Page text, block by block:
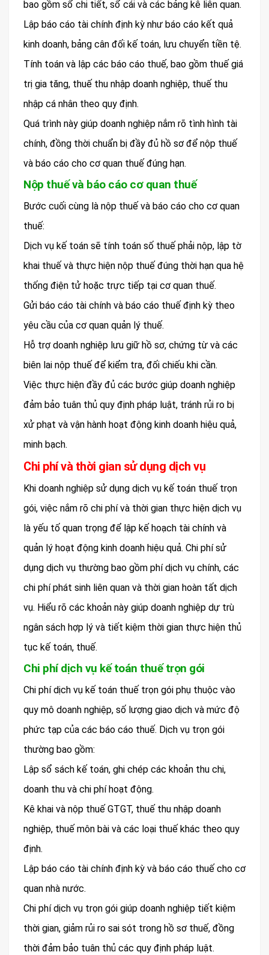
bao gồm sổ chi tiết, sổ cái và các bảng kê liên quan.
Lập báo cáo tài chính định kỳ như báo cáo kết quả
kinh doanh, bảng cân đối kế toán, lưu chuyển tiền tệ.
Tính toán và lập các báo cáo thuế, bao gồm thuế giá
trị gia tăng, thuế thu nhập doanh nghiệp, thuế thu
nhập cá nhân theo quy định.
Quá trình này giúp doanh nghiệp nắm rõ tình hình tài
chính, đồng thời chuẩn bị đầy đủ hồ sơ để nộp thuế
và báo cáo cho cơ quan thuế đúng hạn.
Nộp thuế và báo cáo cơ quan thuế
Bước cuối cùng là nộp thuế và báo cáo cho cơ quan
thuế:
Dịch vụ kế toán sẽ tính toán số thuế phải nộp, lập tờ
khai thuế và thực hiện nộp thuế đúng thời hạn qua hệ
thống điện tử hoặc trực tiếp tại cơ quan thuế.
Gửi báo cáo tài chính và báo cáo thuế định kỳ theo
yêu cầu của cơ quan quản lý thuế.
Hỗ trợ doanh nghiệp lưu giữ hồ sơ, chứng từ và các
biên lai nộp thuế để kiểm tra, đối chiếu khi cần.
Việc thực hiện đầy đủ các bước giúp doanh nghiệp
đảm bảo tuân thủ quy định pháp luật, tránh rủi ro bị
xử phạt và vận hành hoạt động kinh doanh hiệu quả,
minh bạch.
Chi phí và thời gian sử dụng dịch vụ
Khi doanh nghiệp sử dụng dịch vụ kế toán thuế trọn
gói, việc nắm rõ chi phí và thời gian thực hiện dịch vụ
là yếu tố quan trọng để lập kế hoạch tài chính và
quản lý hoạt động kinh doanh hiệu quả. Chi phí sử
dụng dịch vụ thường bao gồm phí dịch vụ chính, các
chi phí phát sinh liên quan và thời gian hoàn tất dịch
vụ. Hiểu rõ các khoản này giúp doanh nghiệp dự trù
ngân sách hợp lý và tiết kiệm thời gian thực hiện thủ
tục kế toán, thuế.
Chi phí dịch vụ kế toán thuế trọn gói
Chi phí dịch vụ kế toán thuế trọn gói phụ thuộc vào
quy mô doanh nghiệp, số lượng giao dịch và mức độ
phức tạp của các báo cáo thuế. Dịch vụ trọn gói
thường bao gồm:
Lập sổ sách kế toán, ghi chép các khoản thu chi,
doanh thu và chi phí hoạt động.
Kê khai và nộp thuế GTGT, thuế thu nhập doanh
nghiệp, thuế môn bài và các loại thuế khác theo quy
định.
Lập báo cáo tài chính định kỳ và báo cáo thuế cho cơ
quan nhà nước.
Chi phí dịch vụ trọn gói giúp doanh nghiệp tiết kiệm
thời gian, giảm rủi ro sai sót trong hồ sơ thuế, đồng
thời đảm bảo tuân thủ các quy định pháp luật.